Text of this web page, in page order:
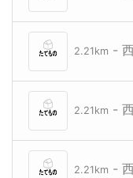
2.21km -
2.21km -
2.21km -